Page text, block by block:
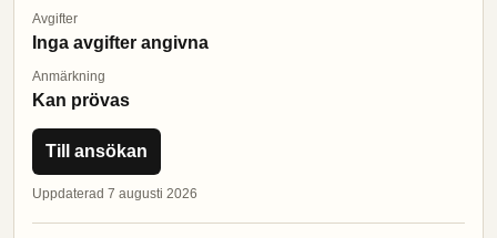
Avgifter
Inga avgifter angivna
Anmärkning
Kan prövas
Till ansökan
Uppdaterad 7 augusti 2026